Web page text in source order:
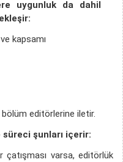
uygunluk da dahil
kapsamı
editörlerine iletir.
şunları içerir:
çatışması varsa, editörlük